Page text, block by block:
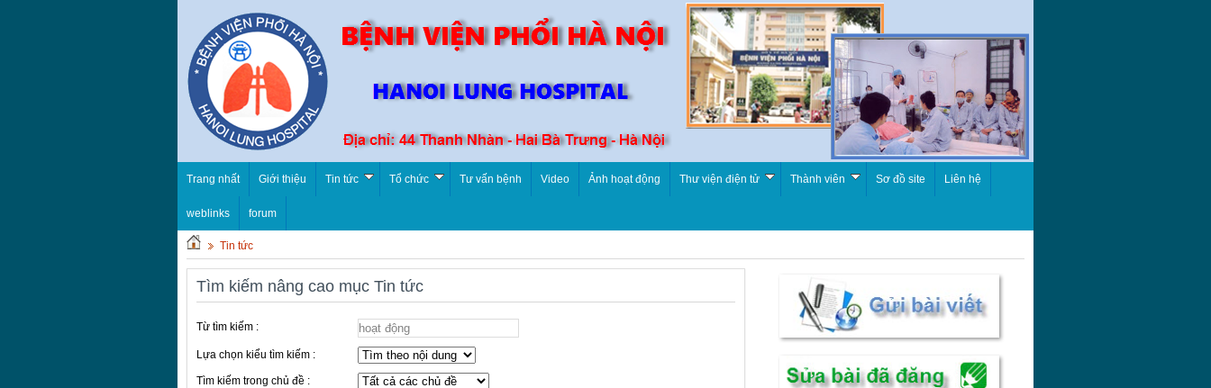
Trang nhất Giới thiệu Tin tức Tổ chức Tư vấn bệnh Video Ảnh hoạt động Thư viện điện tử Thành viên Sơ đồ site Liên hệ
weblinks forum
Tin tức
Tìm kiếm nâng cao mục Tin tức
Từ tìm kiếm :
Lựa chọn kiểu tìm kiếm :
Tìm kiếm trong chủ đề :